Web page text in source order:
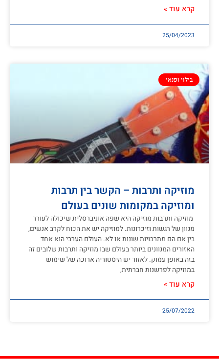
קרא עוד »
25/04/2023
בילוי ופנאי
מוזיקה ותרבות – הקשר בין תרבות
ומוזיקה במקומות שונים בעולם
מוזיקה ותרבות מוזיקה היא שפה אוניברסלית שיכולה לעורר
מגוון של רגשות וזיכרונות. למוזיקה יש את הכוח לקרב אנשים,
בין אם הם מתרבויות שונות או לא. העולם הערבי הוא אחד
האזורים המגוונים ביותר בעולם שבו מוזיקה ותרבות שלובים זה
בזה באופן עמוק. לאזור יש היסטוריה ארוכה של שימוש
במוזיקה לפרשנות חברתית,
קרא עוד »
25/07/2022